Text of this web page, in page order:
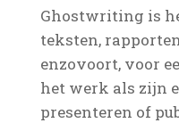
Ghostwriting is
teksten,
enzovoort, voor
het werk als zijn
presenteren of